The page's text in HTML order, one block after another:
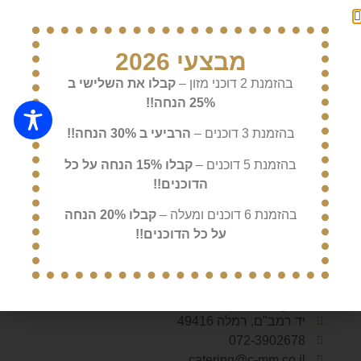
קייטרינג משהו מיוחד גאה לספק קייטרינג כשר ולהציג
בפניכם מגוון תפריטים ואפשרויות כדי שאתם תוכלו
לבחור את המנות המיוחדות שלנו לאירוע המיוחד
שלכם.
ניווט באתר
ממליצים עלינו
יד רמב"ם, רמלה 49416
072-3902678
מבצעי 2026
בהזמנת 2 דוכני מזון –
קבלו את השלישי ב
25% הנחה!!
בהזמנת 3 דוכנים – הרביעי ב 30% הנחה!!
בהזמנת 5 דוכנים –
קבלו 15% הנחה על כל
הדוכנים!!
בהזמנת 6 דוכנים ומעלה –
קבלו 20% הנחה
על כל הדוכנים!!